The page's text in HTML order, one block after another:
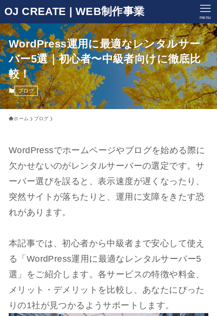
OJ CREATE | WEB制作事業 menu
WordPress運用に最適なレンタルサー
バー5選｜初心者〜中級者向けに徹底比
較！
ブログ
ホーム ブログ
WordPressでホームページやブログを始める際に
欠かせないのがレンタルサーバーの選定です。サ
ーバー選びを誤ると、表示速度が遅くなったり、
突然サイトが落ちたりと、運用に支障をきたす恐
れがあります。
本記事では、初心者から中級者まで安心して使え
る「WordPress運用に最適なレンタルサーバー5
選」をご紹介します。各サービスの特徴や料金、
メリット・デメリットを比較し、あなたにぴった
りの1社が見つかるようサポートします。